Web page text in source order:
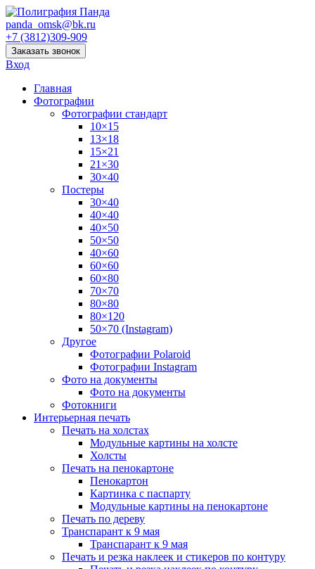
panda_omsk@bk.ru
+7 (3812)309-909
Заказать звонок
Вход
Главная
Фотографии
Фотографии стандарт
10×15
13×18
15×21
21×30
30×40
Постеры
30×40
40×40
40×50
50×50
40×60
60×60
60×80
70×70
80×80
80×120
50×70 (Instagram)
Другое
Фотографии Polaroid
Фотографии Instagram
Фото на документы
Фото на документы
Фотокниги
Интерьерная печать
Печать на холстах
Модульные картины на холсте
Холсты
Печать на пенокартоне
Пенокартон
Картинка с паспарту
Модульные картины на пенокартоне
Печать по дереву
Транспарант к 9 мая
Транспарант к 9 мая
Печать и резка наклеек и стикеров по контуру